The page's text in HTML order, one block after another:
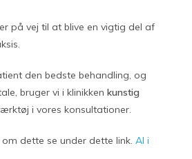
på vej til at blive en vigtig del af
den bedste behandling, og
bruger vi i klinikkenkunstig
i vores konsultationer.
dette se under dette link. AI i